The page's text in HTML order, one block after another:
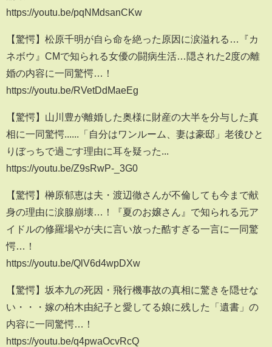
https://youtu.be/pqNMdsanCKw
【驚愕】松原千明が自ら命を絶った原因に涙溢れる…『カ
ネボウ』CMで知られる女優の闘病生活…隠された2度の離
婚の内容に一同驚愕…！
https://youtu.be/RVetDdMaeEg
【驚愕】山川豊が離婚した奥様に財産の大半を分与した真
相に一同驚愕......「自分はワンルーム、妻は豪邸」老後ひと
りぼっちで過ごす理由に耳を疑った...
https://youtu.be/Z9sRwP-_3G0
【驚愕】榊原郁恵は夫・渡辺徹さんが不倫しても今まで献
身の理由に涙腺崩壊…！『夏のお嬢さん』で知られる元ア
イドルの修羅場やが夫に言い放った酷すぎる一言に一同驚
愕…！
https://youtu.be/QlV6d4wpDXw
【驚愕】坂本九の死因・飛行機事故の真相に驚きを隠せな
い・・・嫁の柏木由紀子と愛してる娘に残した「遺書」の
内容に一同驚愕…！
https://youtu.be/q4pwaOcvRcQ